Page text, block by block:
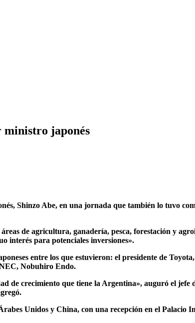
japonés
Shinzo Abe, en una jornada que también lo tuvo
de agricultura, ganadería, pesca, forestación y
interés para potenciales inversiones».
entre los que estuvieron: el presidente de
Nobuhiro Endo.
de crecimiento que tiene la Argentina», auguró el jefe
Unidos y China, con una recepción en el Palacio